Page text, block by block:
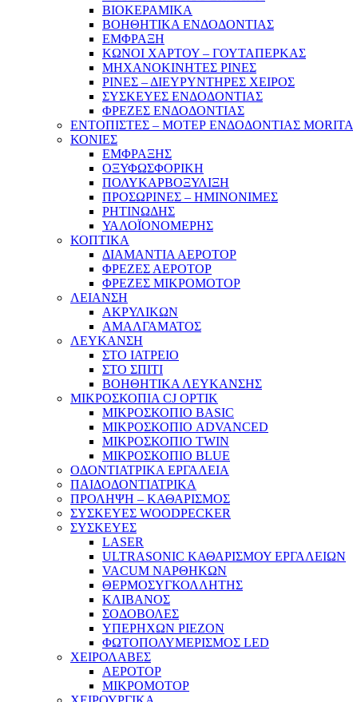
ΒΙΟΚΕΡΑΜΙΚΑ
ΒΟΗΘΗΤΙΚΑ ΕΝΔΟΔΟΝΤΙΑΣ
ΕΜΦΡΑΞΗ
ΚΩΝΟΙ ΧΑΡΤΟΥ – ΓΟΥΤΑΠΕΡΚΑΣ
ΜΗΧΑΝΟΚΙΝΗΤΕΣ ΡΙΝΕΣ
ΡΙΝΕΣ – ΔΙΕΥΡΥΝΤΗΡΕΣ ΧΕΙΡΟΣ
ΣΥΣΚΕΥΕΣ ΕΝΔΟΔΟΝΤΙΑΣ
ΦΡΕΖΕΣ ΕΝΔΟΔΟΝΤΙΑΣ
ΕΝΤΟΠΙΣΤΕΣ – ΜΟΤΕΡ ΕΝΔΟΔΟΝΤΙΑΣ MORITA
ΚΟΝΙΕΣ
ΕΜΦΡΑΞΗΣ
ΟΞΥΦΩΣΦΟΡΙΚΗ
ΠΟΛΥΚΑΡΒΟΞΥΛΙΞΗ
ΠΡΟΣΩΡΙΝΕΣ – ΗΜΙΝΟΝΙΜΕΣ
ΡΗΤΙΝΩΔΗΣ
ΥΑΛΟΪΟΝΟΜΕΡΗΣ
ΚΟΠΤΙΚΑ
ΔΙΑΜΑΝΤΙΑ ΑΕΡΟΤΟΡ
ΦΡΕΖΕΣ ΑΕΡΟΤΟΡ
ΦΡΕΖΕΣ ΜΙΚΡΟΜΟΤΟΡ
ΛΕΙΑΝΣΗ
ΑΚΡΥΛΙΚΩΝ
ΑΜΑΛΓΑΜΑΤΟΣ
ΛΕΥΚΑΝΣΗ
ΣΤΟ ΙΑΤΡΕΙΟ
ΣΤΟ ΣΠΙΤΙ
ΒΟΗΘΗΤΙΚΑ ΛΕΥΚΑΝΣΗΣ
ΜΙΚΡΟΣΚΟΠΙΑ CJ OPTIK
ΜΙΚΡΟΣΚΟΠΙΟ BASIC
ΜΙΚΡΟΣΚΟΠΙΟ ADVANCED
ΜΙΚΡΟΣΚΟΠΙΟ TWIN
ΜΙΚΡΟΣΚΟΠΙΟ BLUE
ΟΔΟΝΤΙΑΤΡΙΚΑ ΕΡΓΑΛΕΙΑ
ΠΑΙΔΟΔΟΝΤΙΑΤΡΙΚΑ
ΠΡΟΛΗΨΗ – ΚΑΘΑΡΙΣΜΟΣ
ΣΥΣΚΕΥΕΣ WOODPECKER
ΣΥΣΚΕΥΕΣ
LASER
ULTRASONIC ΚΑΘΑΡΙΣΜΟΥ ΕΡΓΑΛΕΙΩΝ
VACUM ΝΑΡΘΗΚΩΝ
ΘΕΡΜΟΣΥΓΚΟΛΛΗΤΗΣ
ΚΛΙΒΑΝΟΣ
ΣΟΔΟΒΟΛΕΣ
ΥΠΕΡΗΧΩΝ PIEZON
ΦΩΤΟΠΟΛΥΜΕΡΙΣΜΟΣ LED
ΧΕΙΡΟΛΑΒΕΣ
ΑΕΡΟΤΟΡ
ΜΙΚΡΟΜΟΤΟΡ